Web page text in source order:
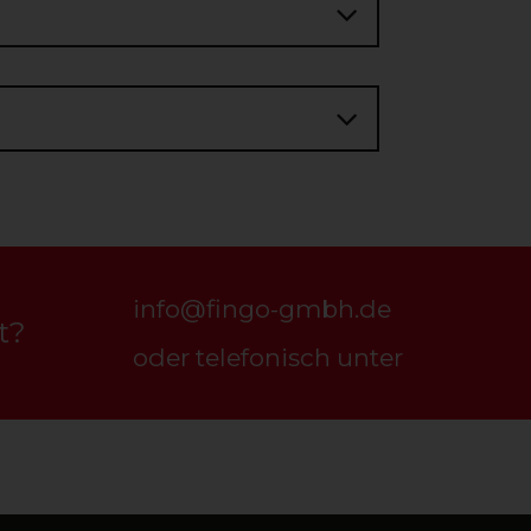
info@fingo-gmbh.de
oder telefonisch unter